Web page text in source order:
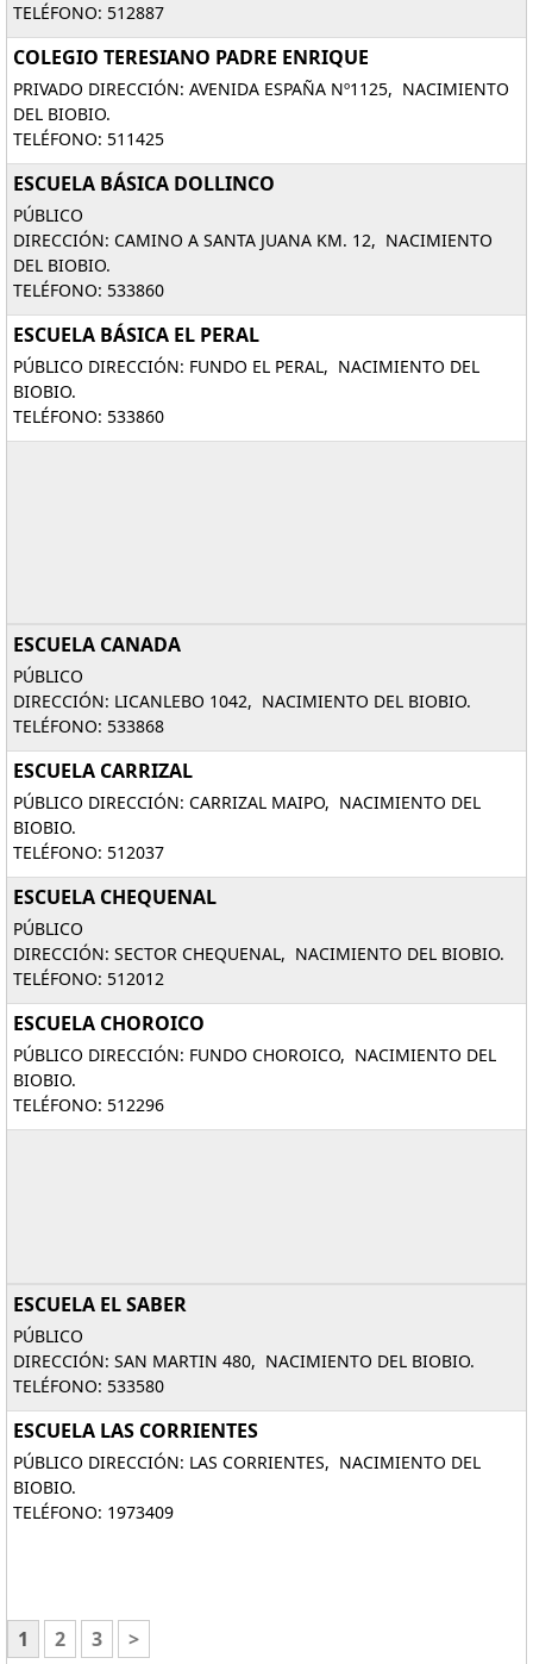
TELÉFONO: 512887
COLEGIO TERESIANO PADRE ENRIQUE
PRIVADO DIRECCIÓN: AVENIDA ESPAÑA Nº1125, NACIMIENTO
DEL BIOBIO.
TELÉFONO: 511425
ESCUELA BÁSICA DOLLINCO
PÚBLICO
DIRECCIÓN: CAMINO A SANTA JUANA KM. 12, NACIMIENTO
DEL BIOBIO.
TELÉFONO: 533860
ESCUELA BÁSICA EL PERAL
PÚBLICO DIRECCIÓN: FUNDO EL PERAL, NACIMIENTO DEL
BIOBIO.
TELÉFONO: 533860
ESCUELA CANADA
PÚBLICO
DIRECCIÓN: LICANLEBO 1042, NACIMIENTO DEL BIOBIO.
TELÉFONO: 533868
ESCUELA CARRIZAL
PÚBLICO DIRECCIÓN: CARRIZAL MAIPO, NACIMIENTO DEL
BIOBIO.
TELÉFONO: 512037
ESCUELA CHEQUENAL
PÚBLICO
DIRECCIÓN: SECTOR CHEQUENAL, NACIMIENTO DEL BIOBIO.
TELÉFONO: 512012
ESCUELA CHOROICO
PÚBLICO DIRECCIÓN: FUNDO CHOROICO, NACIMIENTO DEL
BIOBIO.
TELÉFONO: 512296
ESCUELA EL SABER
PÚBLICO
DIRECCIÓN: SAN MARTIN 480, NACIMIENTO DEL BIOBIO.
TELÉFONO: 533580
ESCUELA LAS CORRIENTES
PÚBLICO DIRECCIÓN: LAS CORRIENTES, NACIMIENTO DEL
BIOBIO.
TELÉFONO: 1973409
1 2 3 >